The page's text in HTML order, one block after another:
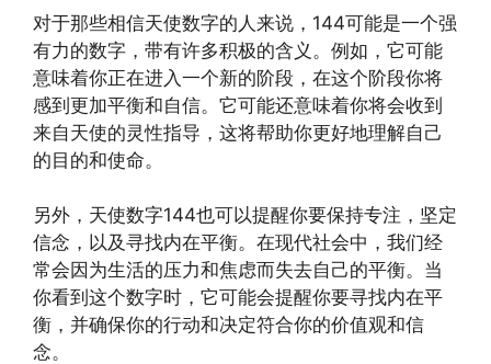
对于那些相信天使数字的人来说，144可能是一个强
有力的数字，带有许多积极的含义。例如，它可能
意味着你正在进入一个新的阶段，在这个阶段你将
感到更加平衡和自信。它可能还意味着你将会收到
来自天使的灵性指导，这将帮助你更好地理解自己
的目的和使命。
另外，天使数字144也可以提醒你要保持专注，坚定
信念，以及寻找内在平衡。在现代社会中，我们经
常会因为生活的压力和焦虑而失去自己的平衡。当
你看到这个数字时，它可能会提醒你要寻找内在平
衡，并确保你的行动和决定符合你的价值观和信
念。